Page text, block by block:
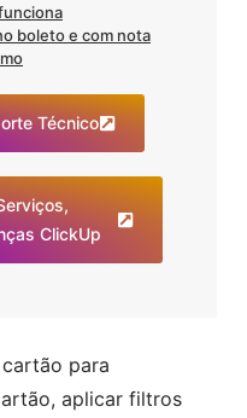
boleto e com nota
Técnico
ClickUp
para
aplicar filtros